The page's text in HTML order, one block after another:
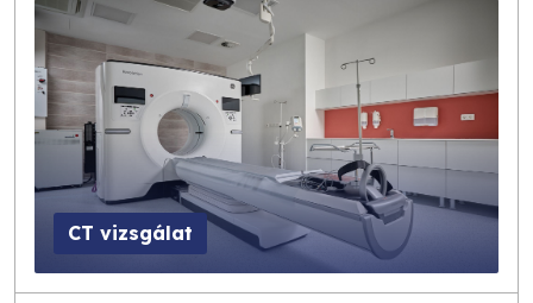
CT vizsgálat